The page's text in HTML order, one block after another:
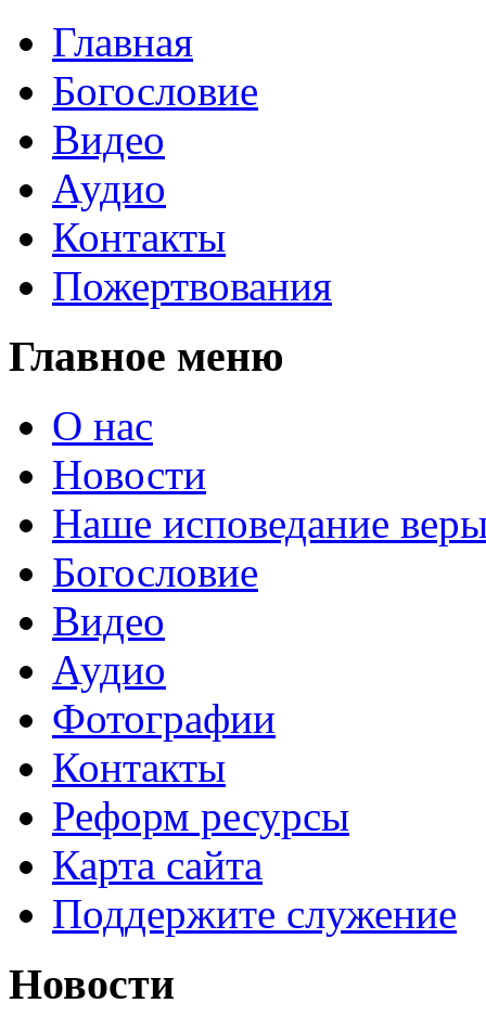
Главная
Богословие
Видео
Аудио
Контакты
Пожертвования
Главное меню
О нас
Новости
Наше исповедание
Богословие
Видео
Аудио
Фотографии
Контакты
Реформ ресурсы
Карта сайта
Поддержите служение
Новости